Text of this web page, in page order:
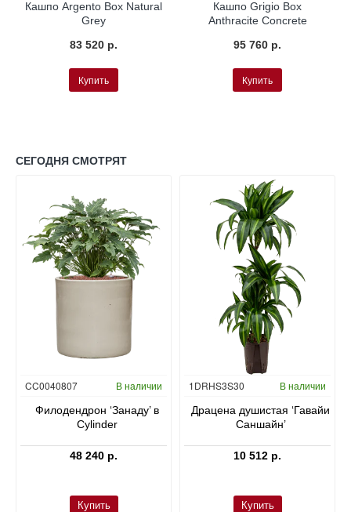
Кашпо Argento Box Natural
Grey
83 520 р.
Купить
Кашпо Grigio Box
Anthracite Concrete
95 760 р.
Купить
СЕГОДНЯ СМОТРЯТ
CC0040807 В наличии
Филодендрон ‘Занаду’ в
Cylinder
48 240 р.
Купить
Гидропоника
1DRHS3S30 В наличии
Драцена душистая ‘Гавайи
Саншайн’
10 512 р.
Купить